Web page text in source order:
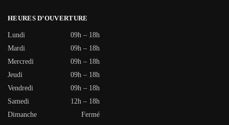
HEURES D’OUVERTURE
Lundi
09h – 18h
Mardi
09h – 18h
Mercredi
09h – 18h
Jeudi
09h – 18h
Vendredi
09h – 18h
Samedi
12h – 18h
Dimanche
Fermé